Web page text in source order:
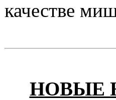
качестве
НОВЫЕ